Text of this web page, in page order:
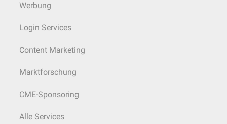
Werbung
Login Services
Content Marketing
Marktforschung
CME-Sponsoring
Alle Services